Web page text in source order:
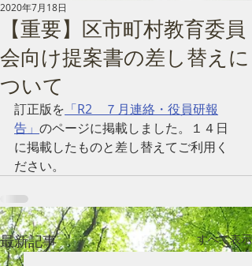
【重要】区市町村教育委員
会向け提案書の差し替えに
ついて
2020年7月18日
訂正版を 「R2　７月連絡・役員研報
告」 のページに掲載しました。１４日
に掲載したものと差し替えてご利用く
ださい。
最新記事 すべて表示